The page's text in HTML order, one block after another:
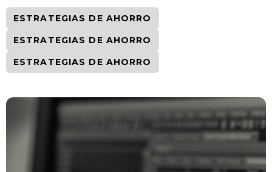
ESTRATEGIAS DE AHORRO
ESTRATEGIAS DE AHORRO
ESTRATEGIAS DE AHORRO